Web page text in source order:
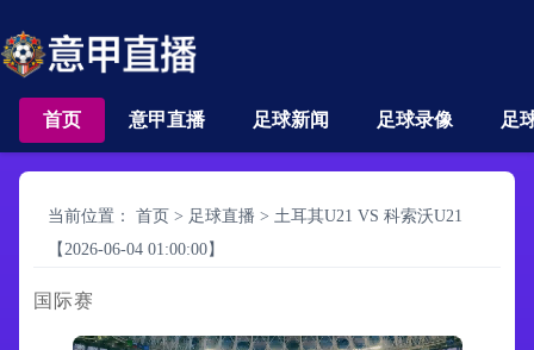
首页 意甲直播 足球新闻 足球录像 足
当前位置： 首页 > 足球直播 > 土耳其U21 VS 科索沃U21
【2026-06-04 01:00:00】
国际赛